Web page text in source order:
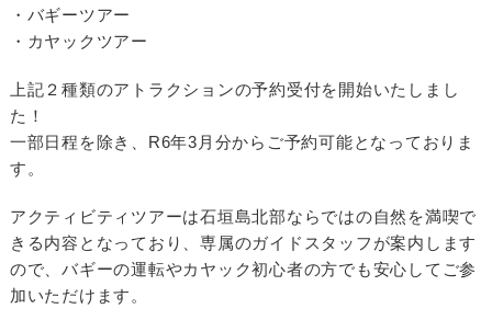
・バギーツアー
・カヤックツアー
上記２種類のアトラクションの予約受付を開始いたしまし
た！
一部日程を除き、R6年3月分からご予約可能となっておりま
す。
アクティビティツアーは石垣島北部ならではの自然を満喫で
きる内容となっており、専属のガイドスタッフが案内します
ので、バギーの運転やカヤック初心者の方でも安心してご参
加いただけます。